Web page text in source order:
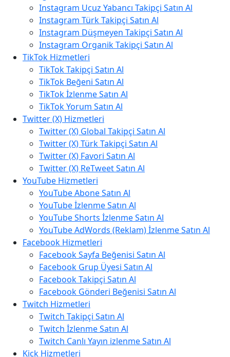
Instagram Ucuz Yabancı Takipçi Satın Al
Instagram Türk Takipçi Satın Al
Instagram Düşmeyen Takipçi Satın Al
Instagram Organik Takipçi Satın Al
TikTok Hizmetleri
TikTok Takipçi Satın Al
TikTok Beğeni Satın Al
TikTok İzlenme Satın Al
TikTok Yorum Satın Al
Twitter (X) Hizmetleri
Twitter (X) Global Takipçi Satın Al
Twitter (X) Türk Takipçi Satın Al
Twitter (X) Favori Satın Al
Twitter (X) ReTweet Satın Al
YouTube Hizmetleri
YouTube Abone Satın Al
YouTube İzlenme Satın Al
YouTube Shorts İzlenme Satın Al
YouTube AdWords (Reklam) İzlenme Satın Al
Facebook Hizmetleri
Facebook Sayfa Beğenisi Satın Al
Facebook Grup Üyesi Satın Al
Facebook Takipçi Satın Al
Facebook Gönderi Beğenisi Satın Al
Twitch Hizmetleri
Twitch Takipçi Satın Al
Twitch İzlenme Satın Al
Twitch Canlı Yayın izlenme Satın Al
Kick Hizmetleri